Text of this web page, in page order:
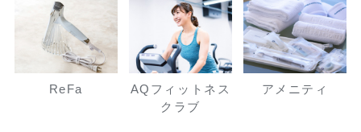
ReFa
AQフィットネス
クラブ
アメニティ